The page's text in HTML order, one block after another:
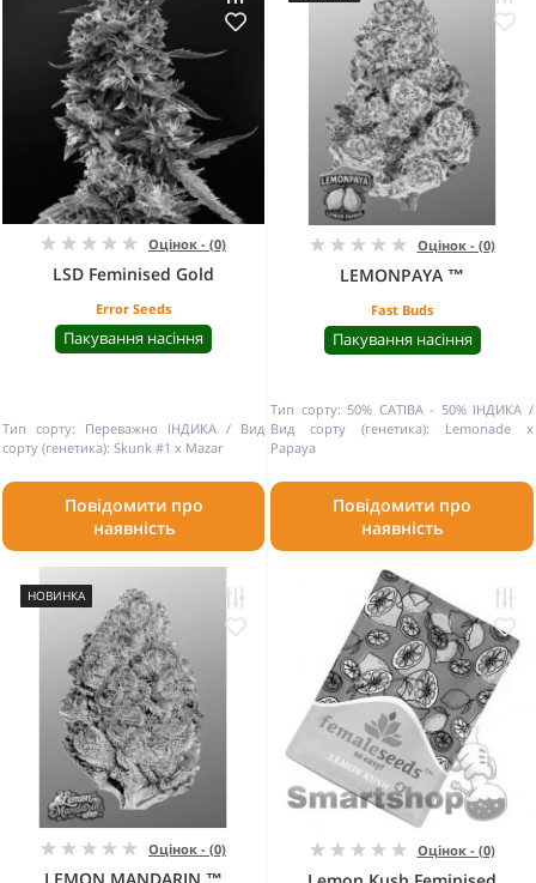
Оцінок - (0)
LSD Feminised Gold
Error Seeds
Пакування насіння
Тип сорту: Переважно ІНДИКА
Вид
сорту (генетика): Skunk #1 x Mazar
Повідомити про
наявність
Оцінок - (0)
LEMONPAYA ™
Fast Buds
Пакування насіння
Тип сорту: 50% САТІВА - 50% ІНДИКА
Вид сорту (генетика):
Lemonade x
Papaya
Повідомити про
наявність
НОВИНКА
Оцінок - (0) Оцінок - (0)